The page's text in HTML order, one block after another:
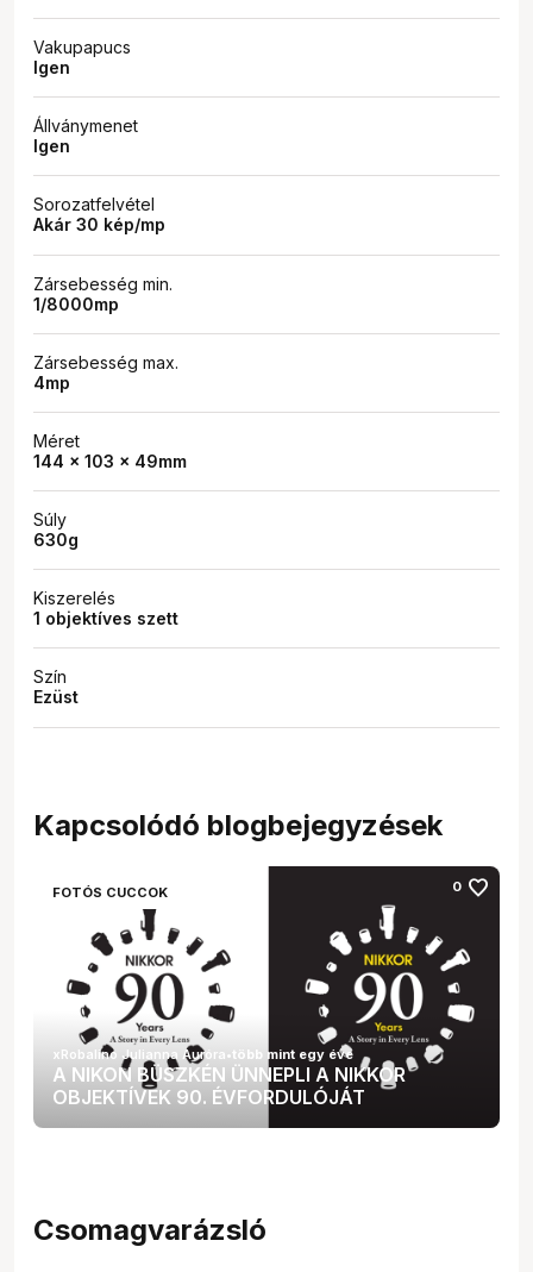
Vakupapucs
Igen
Állványmenet
Igen
Sorozatfelvétel
Akár 30 kép/mp
Zársebesség min.
1/8000mp
Zársebesség max.
4mp
Méret
144 x 103 x 49mm
Súly
630g
Kiszerelés
1 objektíves szett
Szín
Ezüst
Kapcsolódó blogbejegyzések
FOTÓS CUCCOK 0 favorite
A NIKON BÜSZKÉN ÜNNEPLI A NIKKOR
OBJEKTÍVEK 90. ÉVFORDULÓJÁT
xRobalino Julianna Auróra•több mint egy éve
Csomagvarázsló